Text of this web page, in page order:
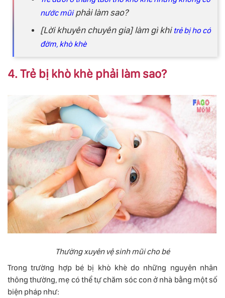
nước mũiphải làm sao?
[Lời khuyên chuyên gia] làm gì khi trẻ bị ho có
đờm, khò khè
4. Trẻ bị khò khè phải làm sao?
Thường xuyên vệ sinh mũi cho bé
Trong trường hợp bé bị khò khè do những nguyên nhân
thông thường, mẹ có thể tự chăm sóc con ở nhà bằng một số
biện pháp như: